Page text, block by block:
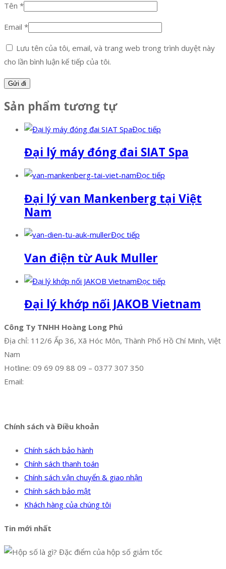
Tên *
Email *
Lưu tên của tôi, email, và trang web trong trình duyệt này
cho lần bình luận kế tiếp của tôi.
Sản phẩm tương tự
Đọc tiếp
Đại lý máy đóng đai SIAT Spa
Đọc tiếp
Đại lý van Mankenberg tại Việt
Nam
Đọc tiếp
Van điện từ Auk Muller
Đọc tiếp
Đại lý khớp nối JAKOB Vietnam
Công Ty TNHH Hoàng Long Phú
Địa chỉ: 112/6 Ấp 36, Xã Hóc Môn, Thành Phố Hồ Chí Minh, Việt
Nam
Hotline: 09 69 09 88 09 – 0377 307 350
Email:
Chính sách và Điều khoản
Chính sách bảo hành
Chính sách thanh toán
Chính sách vận chuyển & giao nhận
Chính sách bảo mật
Khách hàng của chúng tôi
Tin mới nhất